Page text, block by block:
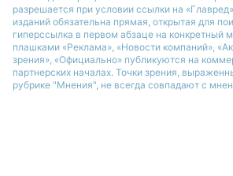
разрешается при условии ссылки на
изданий обязательна прямая, открытая для
гиперссылка в первом абзаце на конкретный
плашками «Реклама», «Новости компаний»,
зрения», «Официально» публикуются на
партнерских началах. Точки зрения,
рубрике "Мнения", не всегда совпадают с